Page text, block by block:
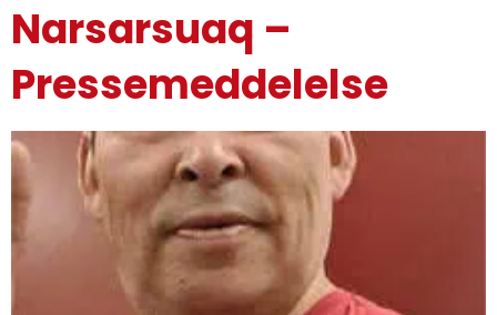
Narsarsuaq –
Pressemeddelelse